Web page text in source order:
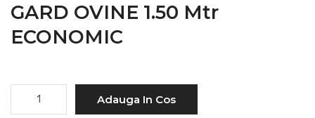
GARD OVINE 1.50 Mtr
ECONOMIC
Cantitate
Adauga In Cos